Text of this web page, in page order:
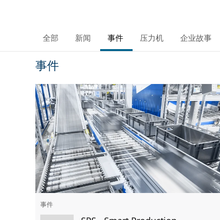
全部 新闻 事件 压力机 企业故事
事件
事件